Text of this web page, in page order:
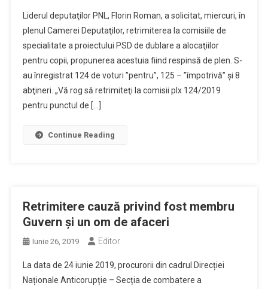
Liderul deputaţilor PNL, Florin Roman, a solicitat, miercuri, în
plenul Camerei Deputaţilor, retrimiterea la comisiile de
specialitate a proiectului PSD de dublare a alocaţiilor
pentru copii, propunerea acestuia fiind respinsă de plen. S-
au înregistrat 124 de voturi ”pentru”, 125 – ”împotrivă” şi 8
abţineri. „Vă rog să retrimiteţi la comisii plx 124/2019
pentru punctul de […]
Continue Reading
Retrimitere cauză privind fost membru
Guvern și un om de afaceri
Iunie 26, 2019 Editor
La data de 24 iunie 2019, procurorii din cadrul Direcției
Naționale Anticorupție – Secția de combatere a